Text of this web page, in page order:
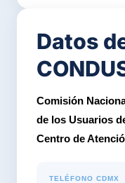
Datos
Comisión
de los Usuarios
Centro de
TELÉFONO CDMX